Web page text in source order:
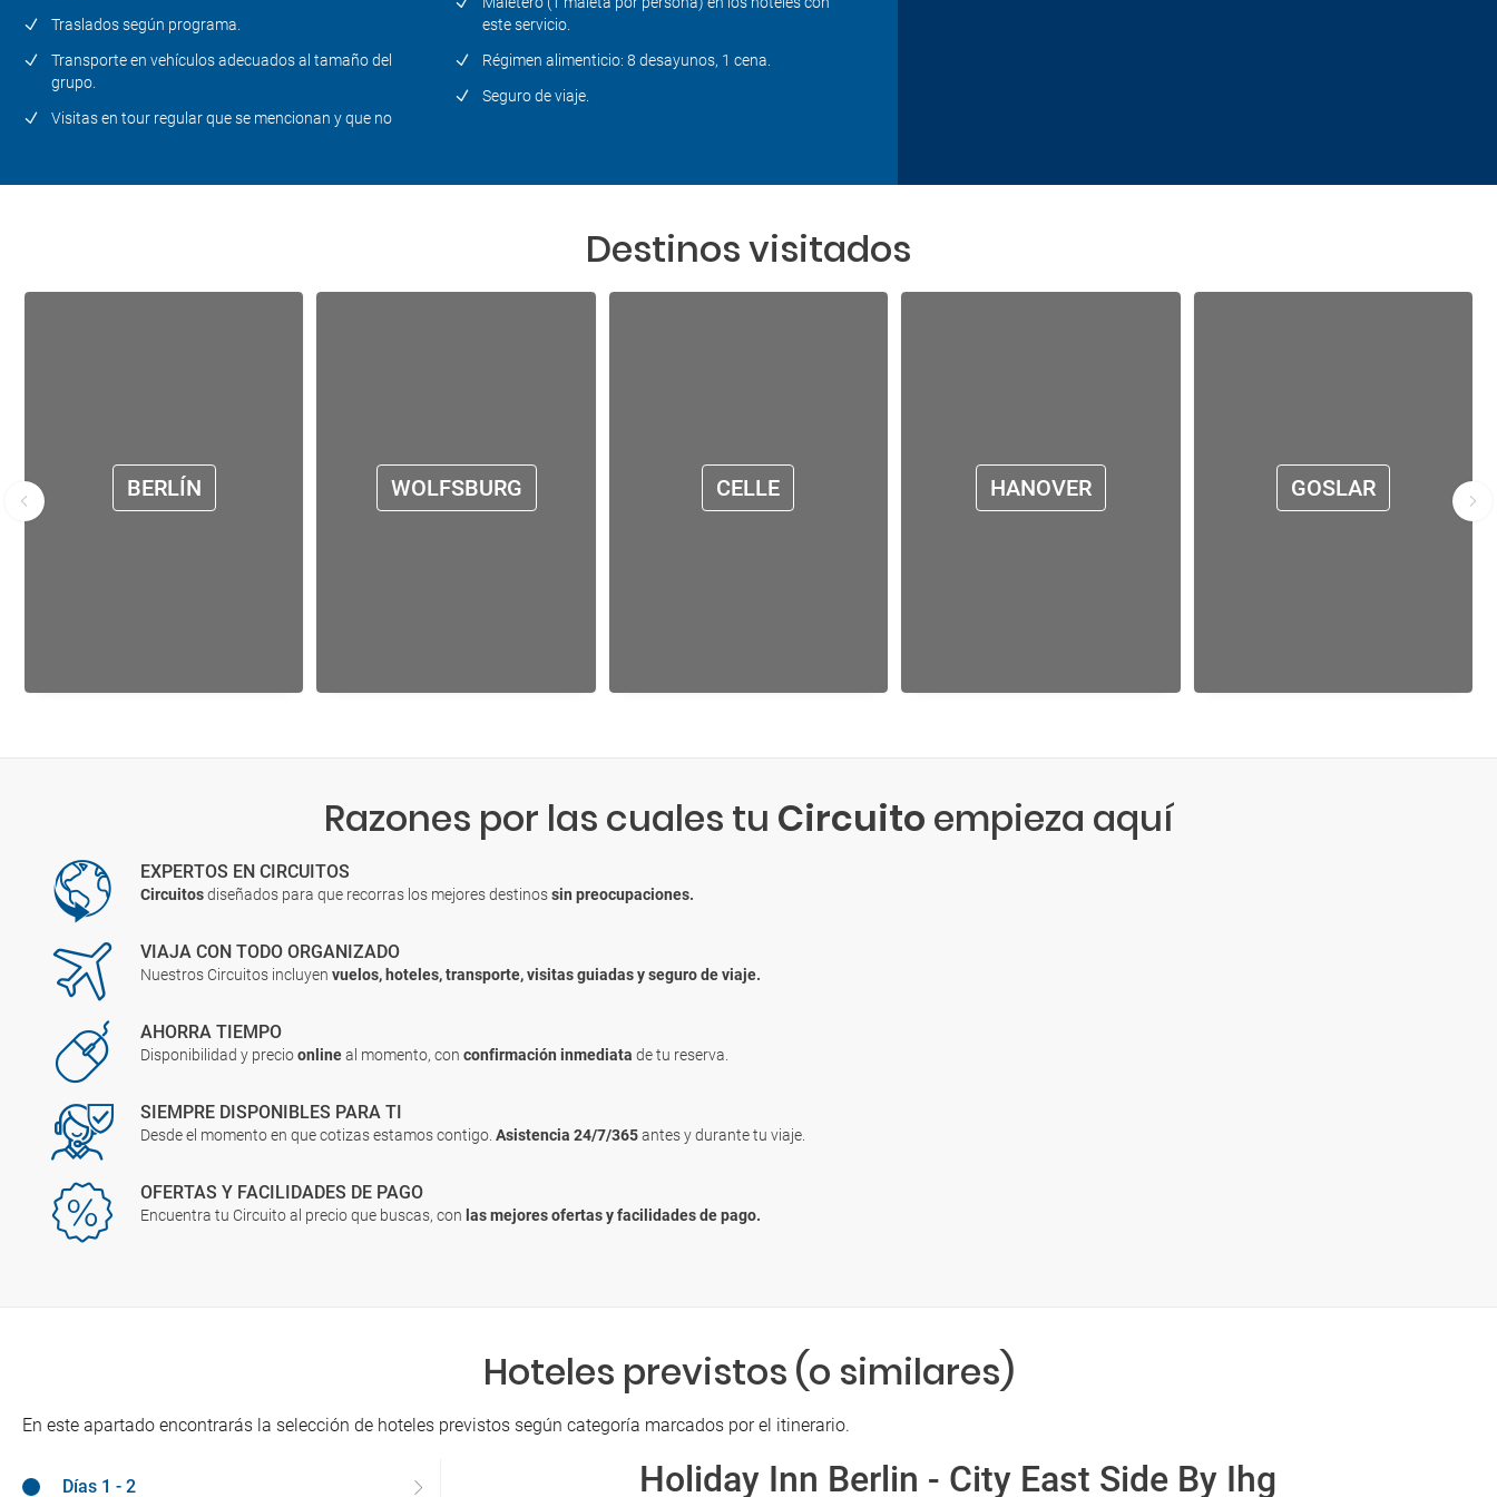
Traslados según programa.
Transporte en vehículos adecuados al tamaño del
grupo.
Visitas en tour regular que se mencionan y que no
este servicio.
Régimen alimenticio: 8 desayunos, 1 cena.
Seguro de viaje.
Destinos visitados
BERLÍN WOLFSBURG CELLE HANOVER GOSLAR
Razones por las cuales tu Circuito empieza aquí
EXPERTOS EN CIRCUITOS
Circuitosdiseñados para que recorras los mejores destinossin preocupaciones.
VIAJA CON TODO ORGANIZADO
Nuestros Circuitos incluyenvuelos, hoteles, transporte, visitas guiadas y seguro de viaje.
AHORRA TIEMPO
Disponibilidad y precioonlineal momento, conconfirmación inmediatade tu reserva.
SIEMPRE DISPONIBLES PARA TI
Desde el momento en que cotizas estamos contigo.Asistencia 24/7/365antes y durante tu viaje.
OFERTAS Y FACILIDADES DE PAGO
Encuentra tu Circuito al precio que buscas, con las mejores ofertas y facilidades de pago.
Hoteles previstos (o similares)
En este apartado encontrarás la selección de hoteles previstos según categoría marcados por el itinerario.
Días 1 - 2 Holiday Inn Berlin - City East Side By Ihg